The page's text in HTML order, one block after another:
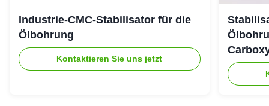
Industrie-CMC-Stabilisator für die
Ölbohrung
Kontaktieren Sie uns jetzt